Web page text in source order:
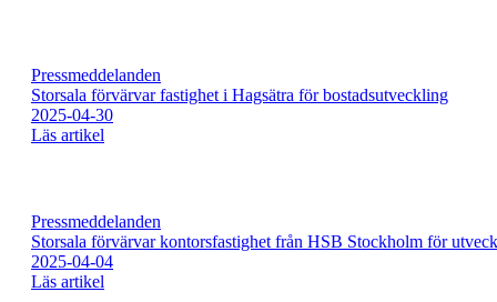
Pressmeddelanden
Storsala förvärvar fastighet i Hagsätra för bostadsutveckling
2025-04-30
Läs artikel
Pressmeddelanden
Storsala förvärvar kontorsfastighet från HSB Stockholm för
2025-04-04
Läs artikel